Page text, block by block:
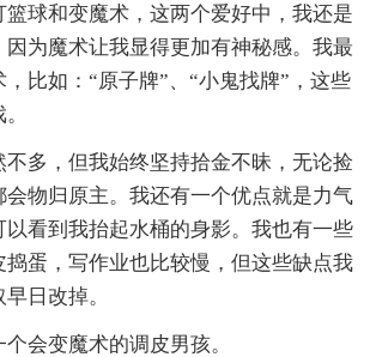
篮球和变魔术，这两个爱好中，我还是
为魔术让我显得更加有神秘感。我最
比如：“原子牌”、“小鬼找牌”，这些
不多，但我始终坚持拾金不昧，无论捡
物归原主。我还有一个优点就是力气
以看到我抬起水桶的身影。我也有一些
蛋，写作业也比较慢，但这些缺点我
日改掉。
会变魔术的调皮男孩。